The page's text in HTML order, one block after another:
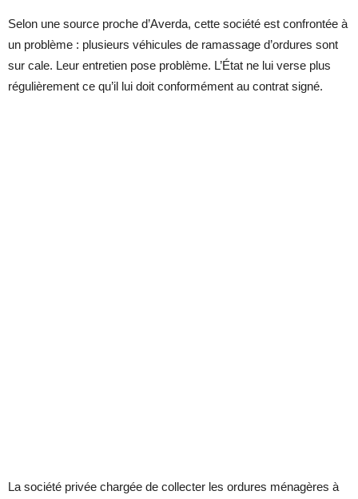
Selon une source proche d’Averda, cette société est confrontée à
un problème : plusieurs véhicules de ramassage d’ordures sont
sur cale. Leur entretien pose problème. L’État ne lui verse plus
régulièrement ce qu’il lui doit conformément au contrat signé.
La société privée chargée de collecter les ordures ménagères à